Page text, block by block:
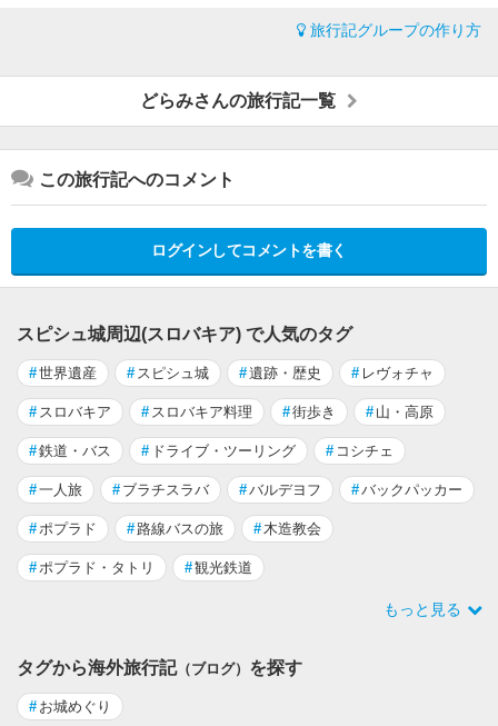
旅行記グループの作り方
どらみさんの旅行記一覧
この旅行記へのコメント
ログインしてコメントを書く
スピシュ城周辺(スロバキア) で人気のタグ
#世界遺産 # スピシュ城 #遺跡・歴史 # レヴォチャ
# スロバキア # スロバキア料理 #街歩き # 山・高原
#鉄道・バス # ドライブ・ツーリング # コシチェ
#一人旅 # ブラチスラバ #バルデヨフ #バックパッカー
# ポプラド # 路線バスの旅 # 木造教会
# ポプラド・タトリ #観光鉄道
もっと見る
タグから海外旅行記（ブログ） を探す
# お城めぐり